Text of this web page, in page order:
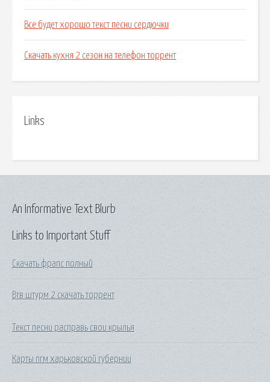
Все будет хорошо текст песни сердючки
Скачать кухня 2 сезон на телефон торрент
Links
Links to Important Stuff
Скачать фрапс полный
Втв штурм 2 скачать торрент
Текст песни расправь свои крылья
Карты пгм харьковской губернии
An Informative Text Blurb